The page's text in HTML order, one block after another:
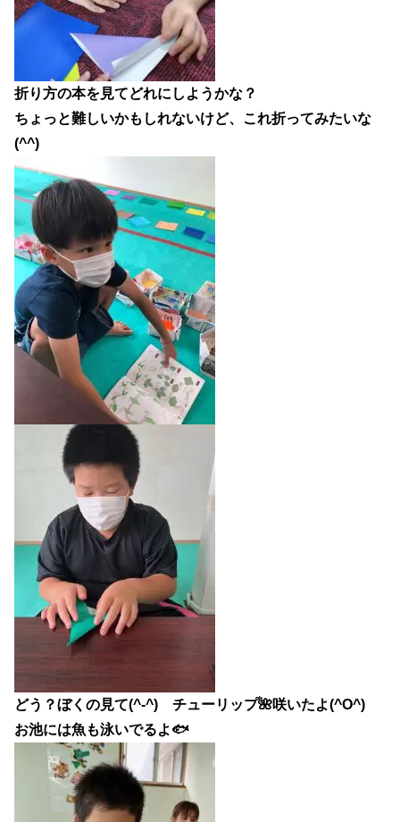
折り方の本を見てどれにしようかな？
ちょっと難しいかもしれないけど、これ折ってみたいな
(^^)
どう？ぼくの見て(^-^) チューリップ🌺咲いたよ(^O^)
お池には魚も泳いでるよ🐟